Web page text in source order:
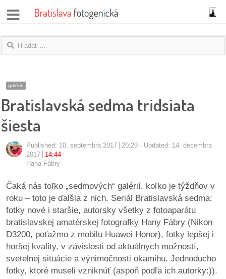
správy
názory
blogy
rozhovory
fotky
protesty
granty
pozvánky
Historický
kalendár
galérie
Bratislavská sedma tridsiata
šiesta
Published: 10. septembra 2017 20:29
Updated: 14. decembra
2017
14:44
Hana Fábry
Čaká nás toľko „sedmových“ galérií, koľko je týždňov v
roku – toto je ďalšia z nich. Seriál Bratislavská sedma:
fotky nové i staršie, autorsky všetky z fotoaparátu
bratislavskej amatérskej fotografky Hany Fábry (Nikon
D3200, poťažmo z mobilu Huawei Honor), fotky lepšej i
horšej kvality, v závislosti od aktuálnych možností,
svetelnej situácie a výnimočnosti okamihu. Jednoducho
fotky, ktoré museli vzniknúť (aspoň podľa ich autorky:)).